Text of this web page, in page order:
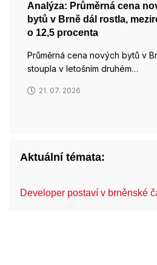
Analýza: Průměrná cena
bytů v Brně dál rostla,
o 12,5 procenta
Průměrná cena nových bytů v
stoupla v letošním druhém…
21. 07. 2026
Aktuální témata:
Developer postaví v brněnské